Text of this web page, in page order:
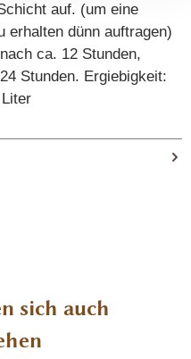
auf. (um eine
erhalten dünn auftragen)
ca. 12 Stunden,
Stunden. Ergiebigkeit:
und Veredelung
sich auch